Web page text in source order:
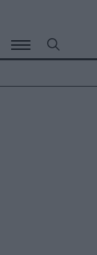
περιεχόμενο